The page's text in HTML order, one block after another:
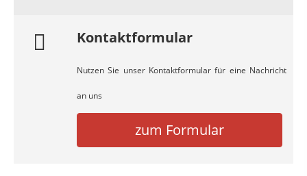
Kontaktformular
Nutzen Sie unser Kontaktformular für eine Nachricht
an uns
zum Formular